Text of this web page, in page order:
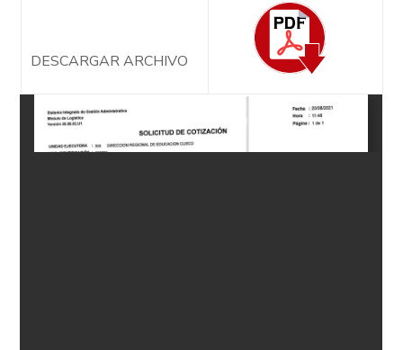
DESCARGAR ARCHIVO